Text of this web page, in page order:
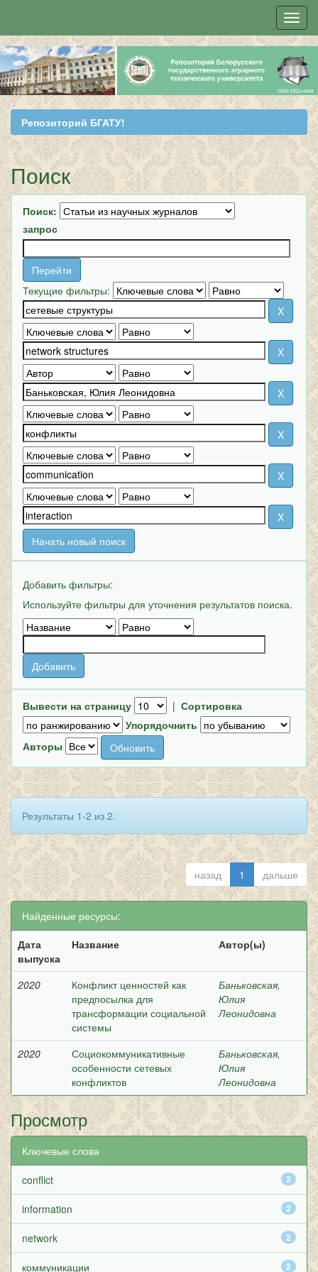
Skip
navigation
Репозиторий БГАТУ!
Поиск
Поиск:
запрос
Текущие фильтры:
Начать новый поиск
Добавить фильтры:
Используйте фильтры для уточнения результатов поиска.
Вывести на страницу | Сортировка
Упорядочнить
Авторы
Результаты 1-2 из 2.
назад 1 дальше
Найденные ресурсы:
Дата
выпуска
Название Автор(ы)
2020
Конфликт ценностей как
предпосылка для
трансформации социальной
системы
Баньковская,
Юлия
Леонидовна
2020
Социокоммуникативные
особенности сетевых
конфликтов
Баньковская,
Юлия
Леонидовна
Просмотр
Ключевые слова
2
conflict
2
information
2
network
2
коммуникации